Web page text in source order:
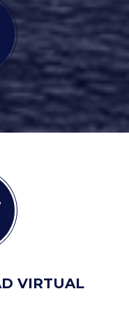
VIRTUAL